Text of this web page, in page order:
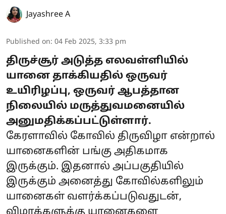
Jayashree A
Published on: 04 Feb 2025, 3:33 pm
திருச்சூர் அடுத்த எலவள்ளியில்
யானை தாக்கியதில் ஒருவர்
உயிரிழப்பு, ஒருவர் ஆபத்தான
நிலையில் மருத்துவமனையில்
அனுமதிக்கப்பட்டுள்ளார்.
கேரளாவில் கோவில் திருவிழா என்றால்
யானைகளின் பங்கு அதிகமாக
இருக்கும். இதனால் அப்பகுதியில்
இருக்கும் அனைத்து கோவில்களிலும்
யானைகள் வளர்க்கப்படுவதுடன்,